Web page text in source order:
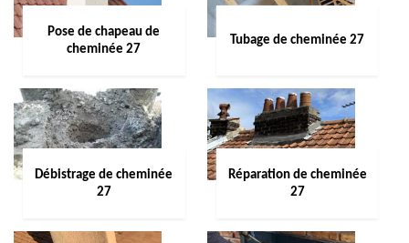
Pose de chapeau de
cheminée 27
Tubage de cheminée 27
Débistrage de cheminée
27
Réparation de cheminée
27